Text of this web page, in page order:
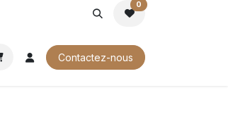
0
Contactez-nous